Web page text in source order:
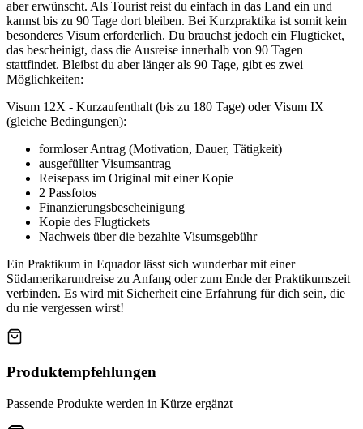
aber erwünscht. Als Tourist reist du einfach in das Land ein und
kannst bis zu 90 Tage dort bleiben. Bei Kurzpraktika ist somit kein
besonderes Visum erforderlich. Du brauchst jedoch ein Flugticket,
das bescheinigt, dass die Ausreise innerhalb von 90 Tagen
stattfindet. Bleibst du aber länger als 90 Tage, gibt es zwei
Möglichkeiten:
Visum 12X - Kurzaufenthalt (bis zu 180 Tage) oder Visum IX
(gleiche Bedingungen):
formloser Antrag (Motivation, Dauer, Tätigkeit)
ausgefüllter Visumsantrag
Reisepass im Original mit einer Kopie
2 Passfotos
Finanzierungsbescheinigung
Kopie des Flugtickets
Nachweis über die bezahlte Visumsgebühr
Ein Praktikum in Equador lässt sich wunderbar mit einer
Südamerikarundreise zu Anfang oder zum Ende der Praktikumszeit
verbinden. Es wird mit Sicherheit eine Erfahrung für dich sein, die
du nie vergessen wirst!
Produktempfehlungen
Passende Produkte werden in Kürze ergänzt